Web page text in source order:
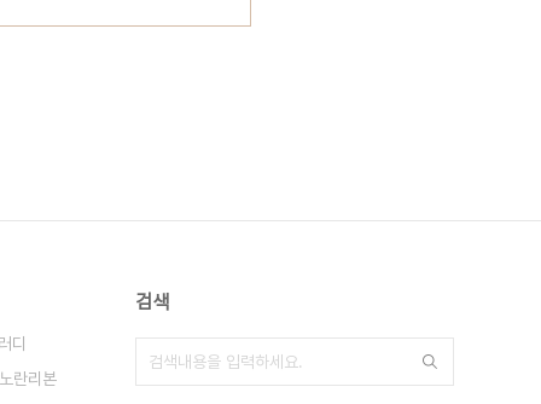
디
노란리본
검색